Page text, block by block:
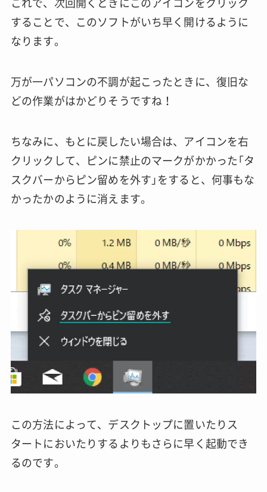
することで、このソフトがいち早く開けるように
なります。
万が一パソコンの不調が起こったときに、復旧な
どの作業がはかどりそうですね！
ちなみに、もとに戻したい場合は、アイコンを右
クリックして、ピンに禁止のマークがかかった「タ
スクバーからピン留めを外す」をすると、何事もな
かったかのように消えます。
この方法によって、デスクトップに置いたりス
タートにおいたりするよりもさらに早く起動でき
るのです。